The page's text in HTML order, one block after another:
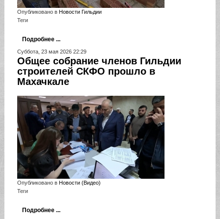
Опубликовано в Новости Гильдии
Теги
Подробнее ...
Суббота, 23 мая 2026 22:29
Общее собрание членов Гильдии
строителей СКФО прошло в
Махачкале
Опубликовано в Новости (Видео)
Теги
Подробнее ...